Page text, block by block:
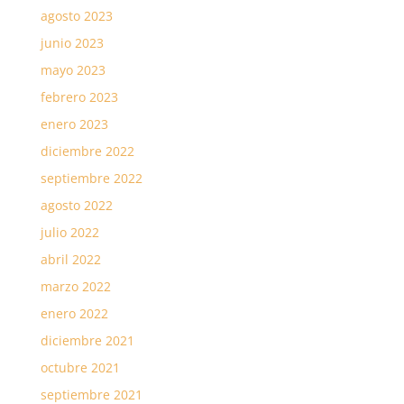
agosto 2023
junio 2023
mayo 2023
febrero 2023
enero 2023
diciembre 2022
septiembre 2022
agosto 2022
julio 2022
abril 2022
marzo 2022
enero 2022
diciembre 2021
octubre 2021
septiembre 2021